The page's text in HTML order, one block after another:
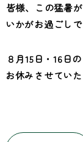
皆様、この猛暑
いかがお過ごし
８月15日・16日
お休みさせていた